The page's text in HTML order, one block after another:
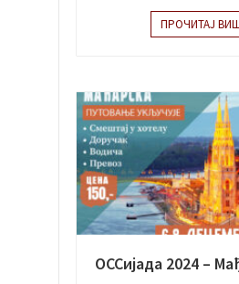
ПРОЧИТАЈ
ОССијада 2024 –